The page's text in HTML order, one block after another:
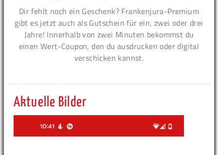
Dir fehlt noch ein Geschenk? Frankenjura-Premium
gibt es jetzt auch als Gutschein für ein, zwei oder drei
Jahre! Innerhalb von zwei Minuten bekommst du
einen Wert-Coupon, den du ausdrucken oder digital
verschicken kannst.
Aktuelle Bilder